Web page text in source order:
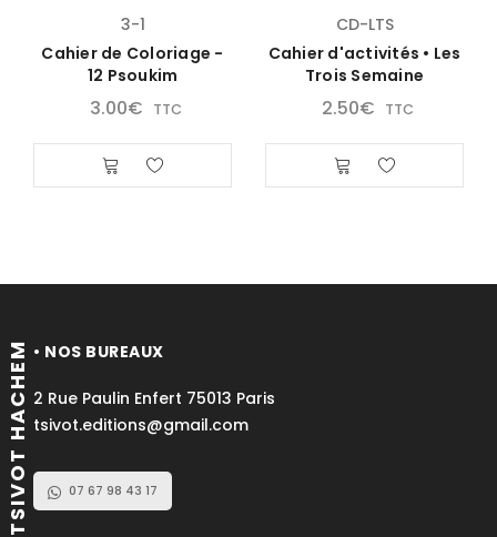
3-1
Cahier de Coloriage -
12 Psoukim
3.00€ TTC
CD-LTS
Cahier d'activités • Les
Trois Semaine
2.50€ TTC
TSIVOT HACHEM • NOS BUREAUX
2 Rue Paulin Enfert 75013 Paris
tsivot.editions@gmail.com
07 67 98 43 17